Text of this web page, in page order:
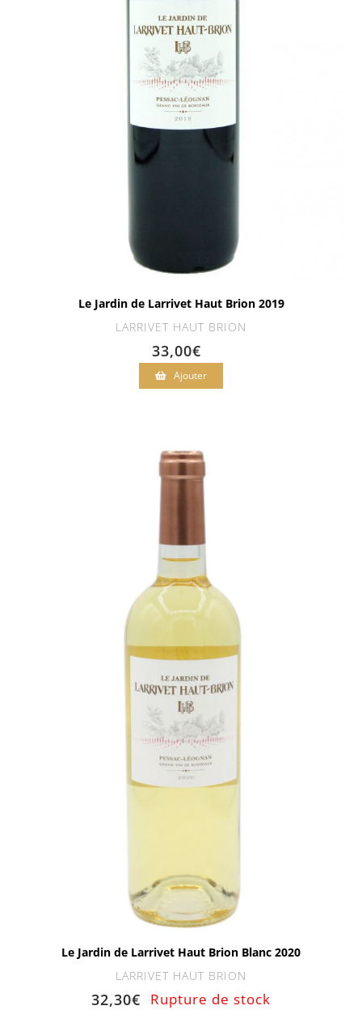
Le Jardin de Larrivet Haut Brion 2019
LARRIVET HAUT BRION
33,00€
Ajouter
Le Jardin de Larrivet Haut Brion Blanc 2020
LARRIVET HAUT BRION
32,30€ Rupture de stock